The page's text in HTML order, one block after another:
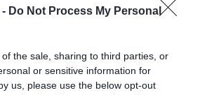
Do Not Process My Personal
the sale, sharing to third parties, or
or sensitive information for
us, please use the below opt-out